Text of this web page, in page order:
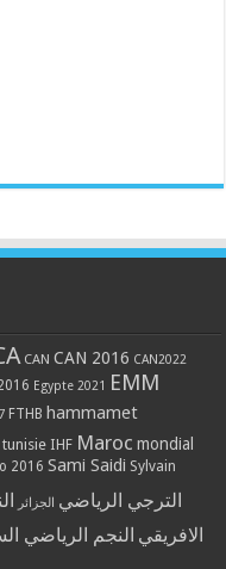
CAN CAN 2016 CAN2022
Egypte 2021 EMM
FTHB hammamet
IHF Maroc mondial
2016 Sami Saidi Sylvain
الترجي الرياضي الجزائر
الافريقي النجم الرياضي